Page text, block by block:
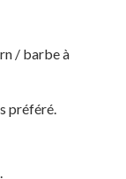
/ barbe à
préféré.